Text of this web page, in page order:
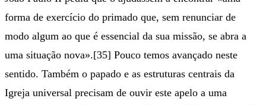
forma de exercício do primado que, sem renunciar de
modo algum ao que é essencial da sua missão, se abra a
uma situação nova».[35] Pouco temos avançado neste
sentido. Também o papado e as estruturas centrais da
Igreja universal precisam de ouvir este apelo a uma